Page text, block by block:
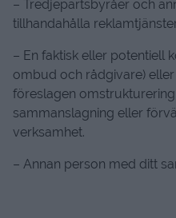
– Tredjepartsbyråer och
tillhandahålla
– En faktisk eller potentiell
ombud och rådgivare)
föreslagen
sammanslagning eller
verksamhet.
– Annan person med ditt